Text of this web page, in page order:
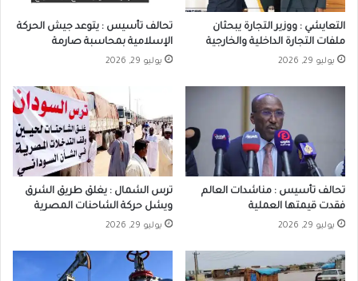
التعايشي : ووزير التجارة يبحثان
ملفات التجارة الداخلية والخارجية
يوليو 29, 2026
تحالف تأسيس : يتوعد جيش الحركة
الإسلامية بمحاسبة صارمة
يوليو 29, 2026
تحالف تأسيس : مناشدات العالم
فقدت قيمتها العملية
يوليو 29, 2026
ترس الشمال : يغلق طريق الشرق
ويشل حركة الشاحنات المصرية
يوليو 29, 2026